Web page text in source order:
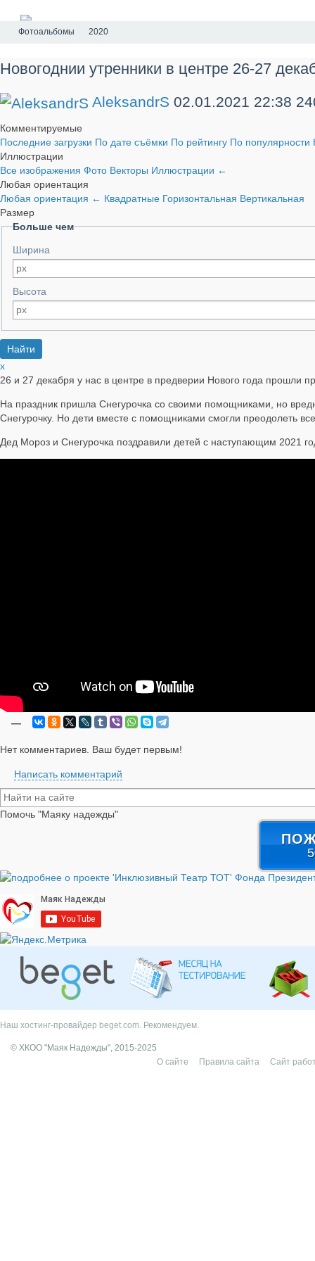
Фотоальбомы 2020
Новогоднии утренники в центре 26-27
AleksandrS 02.01.2021 22:38
Комментируемые
Последние загрузки По дате съёмки По рейтингу По популярности
Иллюстрации
Все изображения Фото Векторы Иллюстрации ←
Любая ориентация
Любая ориентация ← Квадратные Горизонтальная Вертикальная
Размер
Больше чем
Ширина
Высота
x
26 и 27 декабря у нас в центре в предверии Нового года прошли
На праздник пришла Снегурочка со своими помощниками, но
Снегурочку. Но дети вместе с помощниками смогли преодолеть
Дед Мороз и Снегурочка поздравили детей с наступающим 2021
—
Нет комментариев. Ваш будет первым!
Написать комментарий
Помочь "Маяку надежды"
Наш хостинг-провайдер beget.com. Рекомендуем.
© ХКОО "Маяк Надежды", 2015-2025
О сайте
Правила сайта Сайт